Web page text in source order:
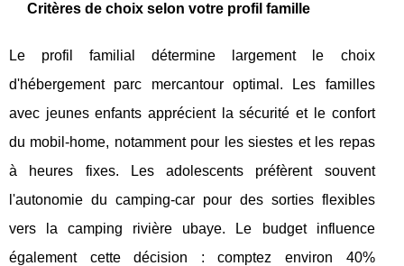
Critères de choix selon votre profil famille
Le profil familial détermine largement le choix
d'hébergement parc mercantour optimal. Les familles
avec jeunes enfants apprécient la sécurité et le confort
du mobil-home, notamment pour les siestes et les repas
à heures fixes. Les adolescents préfèrent souvent
l'autonomie du camping-car pour des sorties flexibles
vers la camping rivière ubaye. Le budget influence
également cette décision : comptez environ 40%